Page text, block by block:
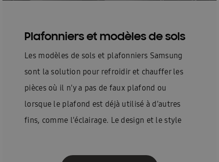
Plafonniers et modèles de sols
Les modèles de sols et plafonniers Samsung
sont la solution pour refroidir et chauffer les
pièces où il n'y a pas de faux plafond ou
lorsque le plafond est déjà utilisé à d'autres
fins, comme l'éclairage. Le design et le style